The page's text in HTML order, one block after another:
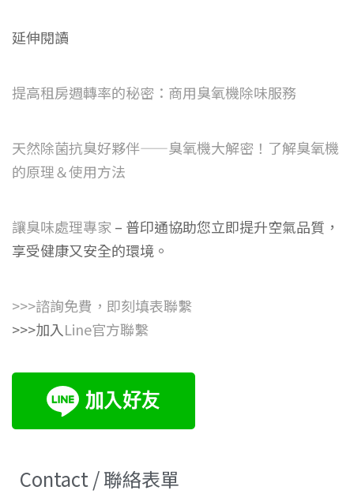
延伸閱讀
提高租房週轉率的秘密：商用臭氧機除味服務
天然除菌抗臭好夥伴——臭氧機大解密！了解臭氧機
的原理＆使用方法
讓臭味處理專家 – 普印通協助您立即提升空氣品質，
享受健康又安全的環境。
>>>諮詢免費，即刻填表聯繫
>>>加入Line官方聯繫
Contact / 聯絡表單